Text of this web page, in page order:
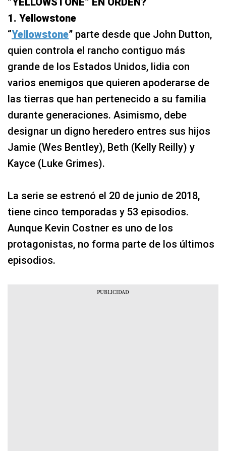
1. Yellowstone
“Yellowstone” parte desde que John Dutton,
quien controla el rancho contiguo más
grande de los Estados Unidos, lidia con
varios enemigos que quieren apoderarse de
las tierras que han pertenecido a su familia
durante generaciones. Asimismo, debe
designar un digno heredero entres sus hijos
Jamie (Wes Bentley), Beth (Kelly Reilly) y
Kayce (Luke Grimes).
La serie se estrenó el 20 de junio de 2018,
tiene cinco temporadas y 53 episodios.
Aunque Kevin Costner es uno de los
protagonistas, no forma parte de los últimos
episodios.